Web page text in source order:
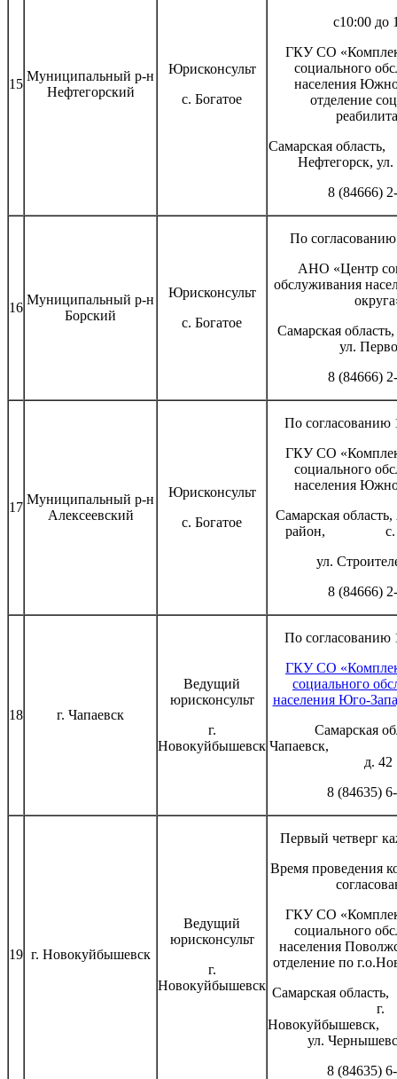
15
Муниципальный р-н
Нефтегорский
Юрисконсульт
с. Богатое
с10:00 до
ГКУ СО
социального
населения
отделение
Самарская
Нефтегорск,
8 (84666)
16
Муниципальный р-н
Борский
Юрисконсульт
с. Богатое
По согласованию
АНО «Центр
обслуживания
Самарская
ул.
8 (84666)
17
Муниципальный р-н
Алексеевский
Юрисконсульт
с. Богатое
По согласованию
ГКУ СО
социального
населения
Самарская
район, с.
ул.
8 (84666)
18 г. Чапаевск
Ведущий
юрисконсульт
г.
Новокуйбышевск
По согласованию
ГКУ СО
социального
населения Юго-
Самарская
Чапаевск,
д. 42
8 (84635)
19 г. Новокуйбышевск
Ведущий
юрисконсульт
г.
Новокуйбышевск
Первый четверг
Время проведения
ГКУ СО
социального
населения
отделение по
Самарская
г.
ул.
8 (84635)